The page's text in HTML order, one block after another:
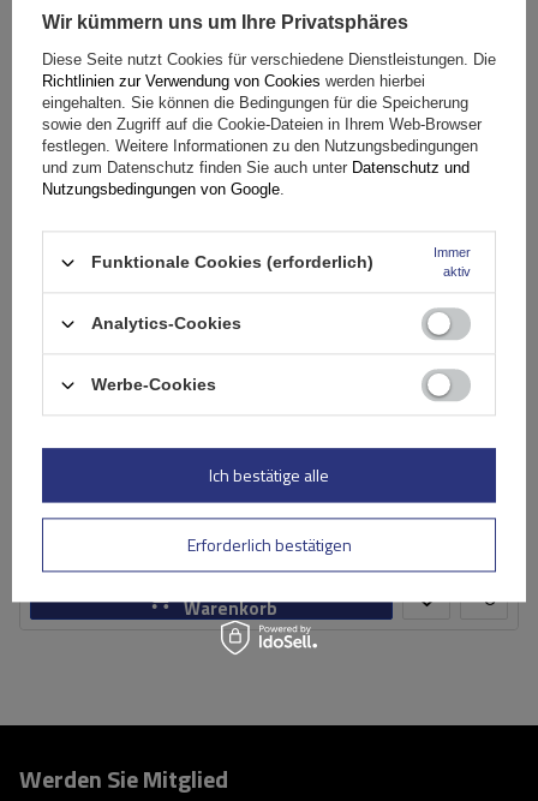
Peruzzo Firenze 2 E-Bike – Heckklappen-Fahrradträger
Maximales Fahrradgewicht:
22,5 kg
Nutzlast der Haltebügel:
45 kg
kompatibel mit Elektrofahrrädern
Aluminiumkonstruktion
179,99 €inkl. MwSt
Große Menge verfügbar Wir versenden schon am
Warenkorb
Werden Sie Mitglied
Wir kümmern uns um Ihre Privatsphäres
Diese Seite nutzt Cookies für verschiedene Dienstleistungen. Die
Richtlinien zur Verwendung von Cookies werden hierbei
eingehalten. Sie können die Bedingungen für die Speicherung
sowie den Zugriff auf die Cookie-Dateien in Ihrem Web-Browser
festlegen. Weitere Informationen zu den Nutzungsbedingungen
und zum Datenschutz finden Sie auch unter Datenschutz und
Nutzungsbedingungen von Google.
Funktionale Cookies (erforderlich)
Immer
aktiv
Analytics-Cookies
Werbe-Cookies
Erforderlich bestätigen
Ich bestätige alle